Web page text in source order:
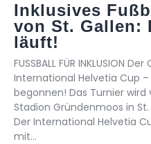
Inklusives
von St. Gallen:
läuft!
FUSSBALL FÜR INKLUSION
International Helvetia Cup
begonnen! Das Turnier wird
Stadion Gründenmoos in
Der International Helvetia
mit…